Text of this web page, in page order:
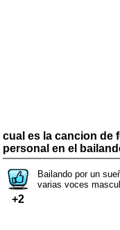
cual es la cancion de
personal en el
+2
Bailando por un
varias voces